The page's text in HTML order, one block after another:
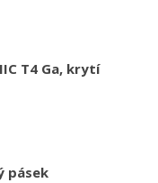
T4 Ga, krytí
pásek